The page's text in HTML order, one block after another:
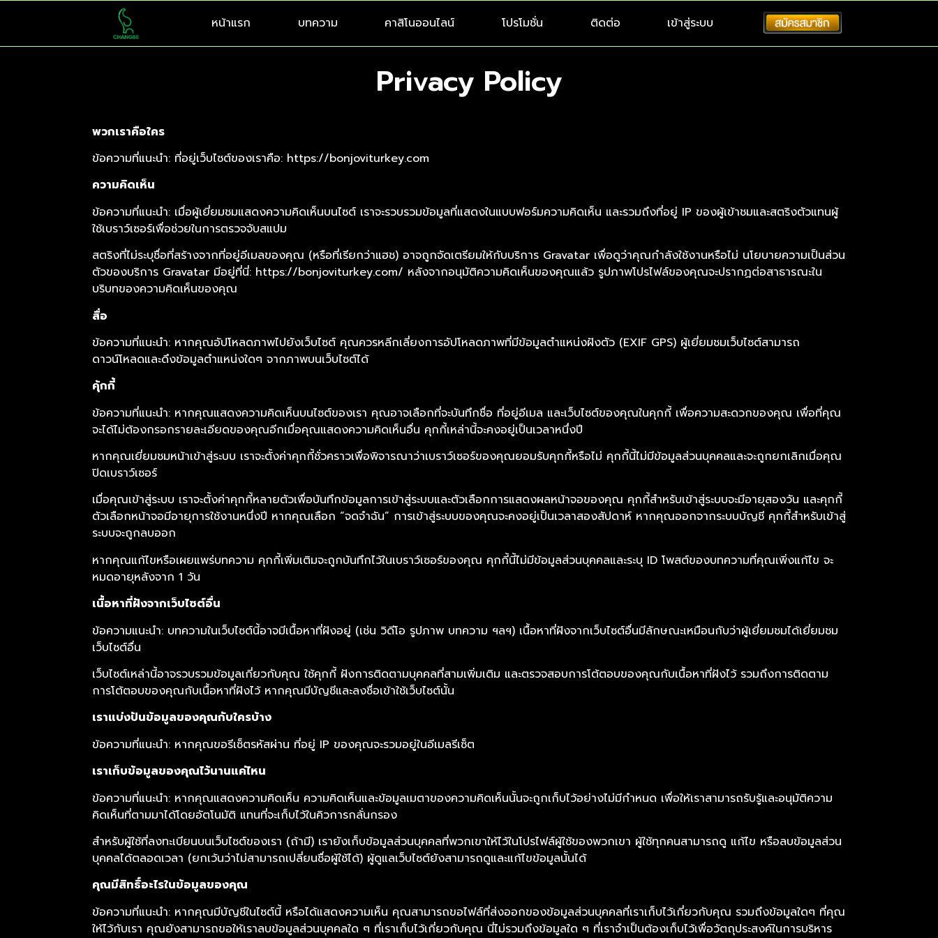
หน้าแรก บทความ คาสิโนออนไลน์ โปรโมชั่น ติดต่อ เข้าสู่ระบบ
Privacy Policy
พวกเราคือใคร
ข้อความที่แนะนำ: ที่อยู่เว็บไซต์ของเราคือ: https://bonjoviturkey.com
ความคิดเห็น
ข้อความที่แนะนำ: เมื่อผู้เยี่ยมชมแสดงความคิดเห็นบนไซต์ เราจะรวบรวมข้อมูลที่แสดงในแบบฟอร์มความคิดเห็น และรวมถึงที่อยู่ IP ของผู้เข้าชมและสตริงตัวแทนผู้
ใช้เบราว์เซอร์เพื่อช่วยในการตรวจจับสแปม
สตริงที่ไม่ระบุชื่อที่สร้างจากที่อยู่อีเมลของคุณ (หรือที่เรียกว่าแฮช) อาจถูกจัดเตรียมให้กับบริการ Gravatar เพื่อดูว่าคุณกำลังใช้งานหรือไม่ นโยบายความเป็นส่วน
ตัวของบริการ Gravatar มีอยู่ที่นี่: https://bonjoviturkey.com/ หลังจากอนุมัติความคิดเห็นของคุณแล้ว รูปภาพโปรไฟล์ของคุณจะปรากฏต่อสาธารณะใน
บริบทของความคิดเห็นของคุณ
สื่อ
ข้อความที่แนะนำ: หากคุณอัปโหลดภาพไปยังเว็บไซต์ คุณควรหลีกเลี่ยงการอัปโหลดภาพที่มีข้อมูลตำแหน่งฝังตัว (EXIF GPS) ผู้เยี่ยมชมเว็บไซต์สามารถ
ดาวน์โหลดและดึงข้อมูลตำแหน่งใดๆ จากภาพบนเว็บไซต์ได้
คุ้กกี้
ข้อความที่แนะนำ: หากคุณแสดงความคิดเห็นบนไซต์ของเรา คุณอาจเลือกที่จะบันทึกชื่อ ที่อยู่อีเมล และเว็บไซต์ของคุณในคุกกี้ เพื่อความสะดวกของคุณ เพื่อที่คุณ
จะได้ไม่ต้องกรอกรายละเอียดของคุณอีกเมื่อคุณแสดงความคิดเห็นอื่น คุกกี้เหล่านี้จะคงอยู่เป็นเวลาหนึ่งปี
หากคุณเยี่ยมชมหน้าเข้าสู่ระบบ เราจะตั้งค่าคุกกี้ชั่วคราวเพื่อพิจารณาว่าเบราว์เซอร์ของคุณยอมรับคุกกี้หรือไม่ คุกกี้นี้ไม่มีข้อมูลส่วนบุคคลและจะถูกยกเลิกเมื่อคุณ
ปิดเบราว์เซอร์
เมื่อคุณเข้าสู่ระบบ เราจะตั้งค่าคุกกี้หลายตัวเพื่อบันทึกข้อมูลการเข้าสู่ระบบและตัวเลือกการแสดงผลหน้าจอของคุณ คุกกี้สำหรับเข้าสู่ระบบจะมีอายุสองวัน และคุกกี้
ตัวเลือกหน้าจอมีอายุการใช้งานหนึ่งปี หากคุณเลือก “จดจำฉัน” การเข้าสู่ระบบของคุณจะคงอยู่เป็นเวลาสองสัปดาห์ หากคุณออกจากระบบบัญชี คุกกี้สำหรับเข้าสู่
ระบบจะถูกลบออก
หากคุณแก้ไขหรือเผยแพร่บทความ คุกกี้เพิ่มเติมจะถูกบันทึกไว้ในเบราว์เซอร์ของคุณ คุกกี้นี้ไม่มีข้อมูลส่วนบุคคลและระบุ ID โพสต์ของบทความที่คุณเพิ่งแก้ไข จะ
หมดอายุหลังจาก 1 วัน
เนื้อหาที่ฝังจากเว็บไซต์อื่น
ข้อความแนะนำ: บทความในเว็บไซต์นี้อาจมีเนื้อหาที่ฝังอยู่ (เช่น วิดีโอ รูปภาพ บทความ ฯลฯ) เนื้อหาที่ฝังจากเว็บไซต์อื่นมีลักษณะเหมือนกับว่าผู้เยี่ยมชมได้เยี่ยมชม
เว็บไซต์อื่น
เว็บไซต์เหล่านี้อาจรวบรวมข้อมูลเกี่ยวกับคุณ ใช้คุกกี้ ฝังการติดตามบุคคลที่สามเพิ่มเติม และตรวจสอบการโต้ตอบของคุณกับเนื้อหาที่ฝังไว้ รวมถึงการติดตาม
การโต้ตอบของคุณกับเนื้อหาที่ฝังไว้ หากคุณมีบัญชีและลงชื่อเข้าใช้เว็บไซต์นั้น
เราแบ่งปันข้อมูลของคุณกับใครบ้าง
ข้อความที่แนะนำ: หากคุณขอรีเซ็ตรหัสผ่าน ที่อยู่ IP ของคุณจะรวมอยู่ในอีเมลรีเซ็ต
เราเก็บข้อมูลของคุณไว้นานแค่ไหน
ข้อความที่แนะนำ: หากคุณแสดงความคิดเห็น ความคิดเห็นและข้อมูลเมตาของความคิดเห็นนั้นจะถูกเก็บไว้อย่างไม่มีกำหนด เพื่อให้เราสามารถรับรู้และอนุมัติความ
คิดเห็นที่ตามมาได้โดยอัตโนมัติ แทนที่จะเก็บไว้ในคิวการกลั่นกรอง
สำหรับผู้ใช้ที่ลงทะเบียนบนเว็บไซต์ของเรา (ถ้ามี) เรายังเก็บข้อมูลส่วนบุคคลที่พวกเขาให้ไว้ในโปรไฟล์ผู้ใช้ของพวกเขา ผู้ใช้ทุกคนสามารถดู แก้ไข หรือลบข้อมูลส่วน
บุคคลได้ตลอดเวลา (ยกเว้นว่าไม่สามารถเปลี่ยนชื่อผู้ใช้ได้) ผู้ดูแลเว็บไซต์ยังสามารถดูและแก้ไขข้อมูลนั้นได้
คุณมีสิทธิ์อะไรในข้อมูลของคุณ
ข้อความที่แนะนำ: หากคุณมีบัญชีในไซต์นี้ หรือได้แสดงความเห็น คุณสามารถขอไฟล์ที่ส่งออกของข้อมูลส่วนบุคคลที่เราเก็บไว้เกี่ยวกับคุณ รวมถึงข้อมูลใดๆ ที่คุณ
ให้ไว้กับเรา คุณยังสามารถขอให้เราลบข้อมูลส่วนบุคคลใด ๆ ที่เราเก็บไว้เกี่ยวกับคุณ นี่ไม่รวมถึงข้อมูลใด ๆ ที่เราจำเป็นต้องเก็บไว้เพื่อวัตถุประสงค์ในการบริหาร